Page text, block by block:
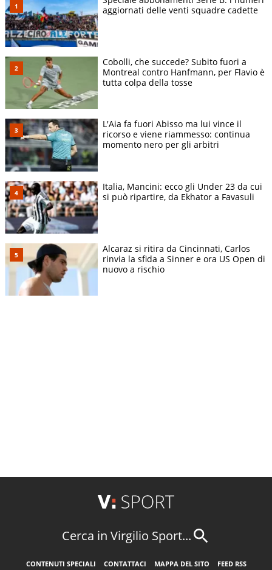
aggiornati delle venti squadre cadette
Cobolli, che succede? Subito fuori a
Montreal contro Hanfmann, per Flavio è
tutta colpa della tosse
L'Aia fa fuori Abisso ma lui vince il
ricorso e viene riammesso: continua
momento nero per gli arbitri
Italia, Mancini: ecco gli Under 23 da cui
si può ripartire, da Ekhator a Favasuli
Alcaraz si ritira da Cincinnati, Carlos
rinvia la sfida a Sinner e ora US Open di
nuovo a rischio
Cerca in Virgilio Sport...
CONTENUTI SPECIALI CONTATTACI MAPPA DEL SITO FEED RSS